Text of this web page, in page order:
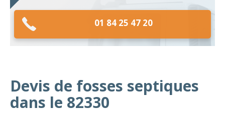
01 84 25 47 20
Devis de fosses septiques
dans le 82330